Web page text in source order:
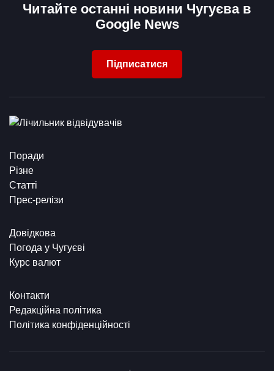
Читайте останні новини Чугуєва в
Google News
Підписатися
Поради
Різне
Статті
Прес-релізи
Довідкова
Погода у Чугуєві
Курс валют
Контакти
Редакційна політика
Політика конфіденційності